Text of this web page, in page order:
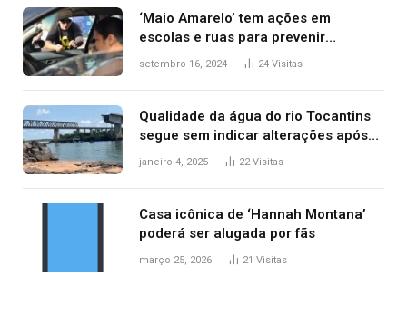
‘Maio Amarelo’ tem ações em
escolas e ruas para prevenir
acidentes no trânsito no AP
setembro 16, 2024 24 Visitas
Qualidade da água do rio Tocantins
segue sem indicar alterações após
desabamento da ponte entre MA e
janeiro 4, 2025 22Visitas
Casa icônica de ‘Hannah Montana’
poderá ser alugada por fãs
março 25, 2026 21 Visitas